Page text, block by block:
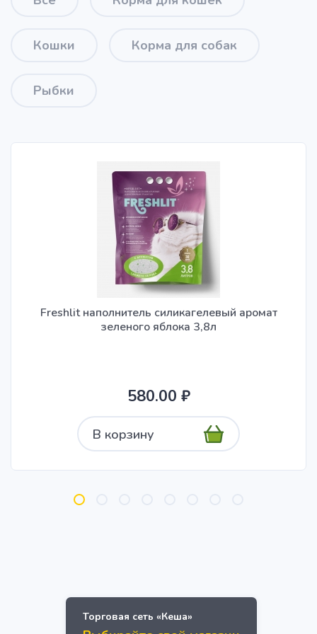
Кошки Корма для собак
Рыбки
Freshlit наполнитель силикагелевый аромат
зеленого яблока 3,8л
580.00 ₽
В корзину
Торговая сеть «Кеша»